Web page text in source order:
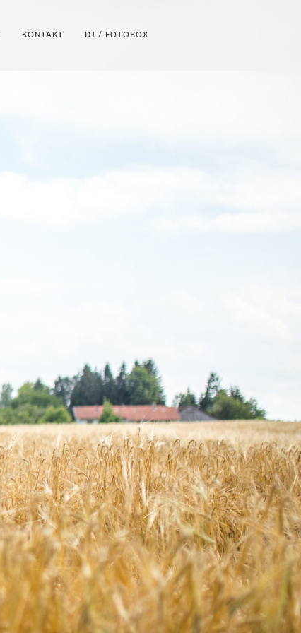
KONTAKT DJ / FOTOBOX